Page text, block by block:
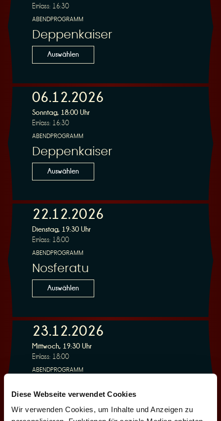
Diese Webseite verwendet Cookies
Wir verwenden Cookies, um Inhalte und Anzeigen zu
r
v
i
e
r
u
Einlass: 16:30
ABENDPROGRAMM
Deppenkaiser
Auswählen
06.12.2026
Sonntag, 18:00 Uhr
Einlass: 16:30
ABENDPROGRAMM
Deppenkaiser
Auswählen
22.12.2026
Dienstag, 19:30 Uhr
Einlass: 18:00
ABENDPROGRAMM
Nosferatu
Auswählen
23.12.2026
Mittwoch, 19:30 Uhr
Einlass: 18:00
ABENDPROGRAMM